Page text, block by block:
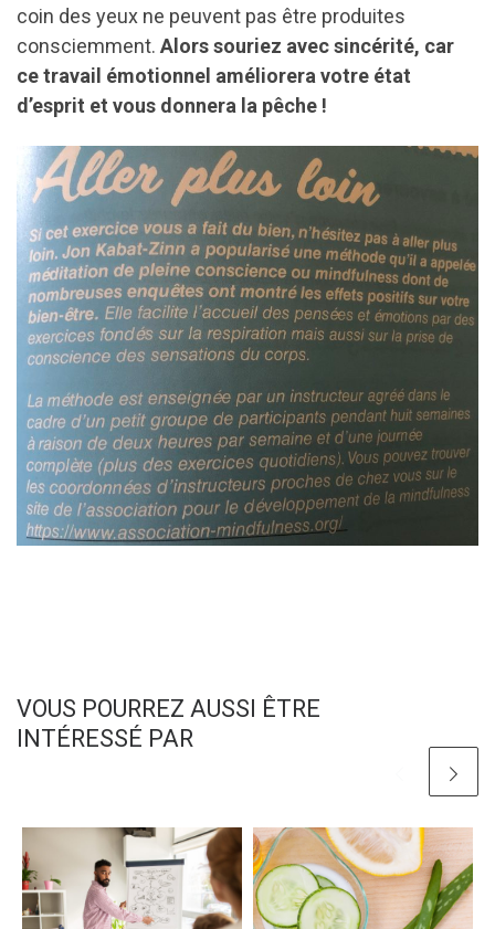
coin des yeux ne peuvent pas être produites
consciemment. Alors souriez avec sincérité, car
ce travail émotionnel améliorera votre état
d’esprit et vous donnera la pêche !
VOUS POURREZ AUSSI ÊTRE
INTÉRESSÉ PAR